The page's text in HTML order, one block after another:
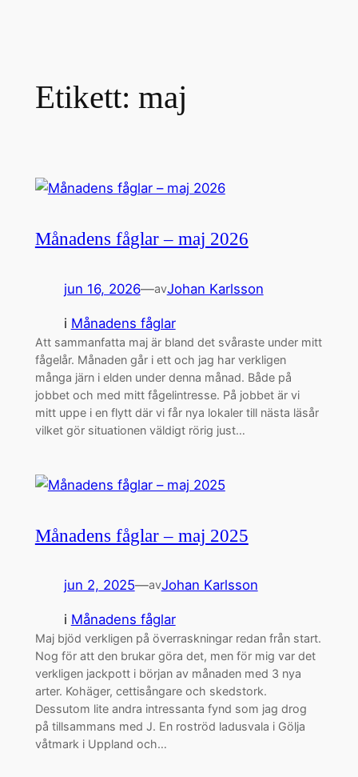
Etikett: maj
Månadens fåglar – maj 2026
jun 16, 2026—avJohan Karlsson
i Månadens fåglar
Att sammanfatta maj är bland det svåraste under mitt
fågelår. Månaden går i ett och jag har verkligen
många järn i elden under denna månad. Både på
jobbet och med mitt fågelintresse. På jobbet är vi
mitt uppe i en flytt där vi får nya lokaler till nästa läsår
vilket gör situationen väldigt rörig just…
Månadens fåglar – maj 2025
jun 2, 2025—avJohan Karlsson
i Månadens fåglar
Maj bjöd verkligen på överraskningar redan från start.
Nog för att den brukar göra det, men för mig var det
verkligen jackpott i början av månaden med 3 nya
arter. Kohäger, cettisångare och skedstork.
Dessutom lite andra intressanta fynd som jag drog
på tillsammans med J. En roströd ladusvala i Gölja
våtmark i Uppland och…